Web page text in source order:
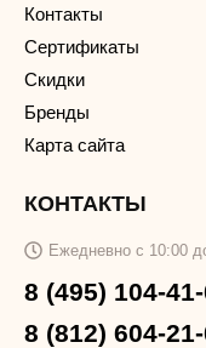
Контакты
Сертификаты
Скидки
Бренды
Карта сайта
КОНТАКТЫ
Ежедневно с 10:00
8 (495) 104-
8 (812) 604-